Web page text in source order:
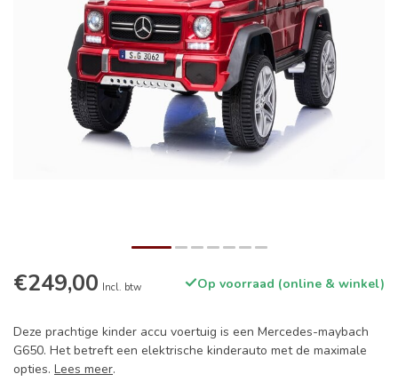
€249,00 Incl. btw Op voorraad (online & winkel)
Deze prachtige kinder accu voertuig is een Mercedes-maybach
G650. Het betreft een elektrische kinderauto met de maximale
opties. Lees meer.